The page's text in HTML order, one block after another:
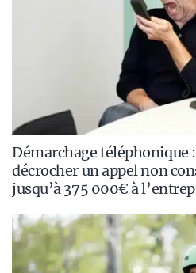
Démarchage téléphonique
décrocher un appel non
jusqu’à 375 000€ à